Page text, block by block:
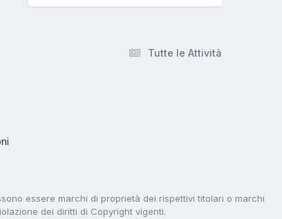
Tutte le Attività
essere marchi di proprietà dei rispettivi titolari o marchi
dei diritti di Copyright vigenti.